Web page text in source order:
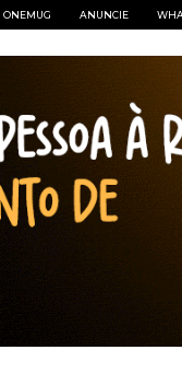
ONEMUG ANUNCIE